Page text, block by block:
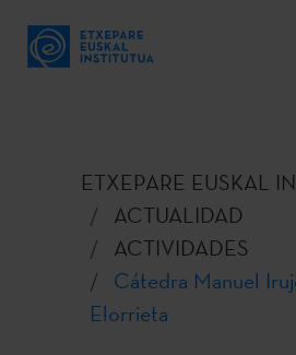
ETXEPARE EUSKAL
ACTUALIDAD
ACTIVIDADES
Cátedra Manuel
Elorrieta